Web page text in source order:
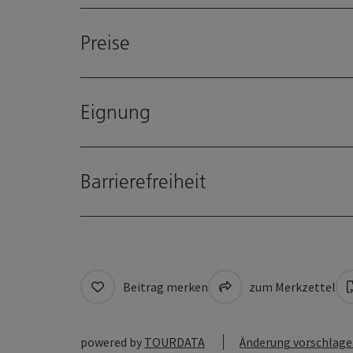
Preise
Eignung
Barrierefreiheit
Beitrag merken zum Merkzettel
powered by TOURDATA Änderung